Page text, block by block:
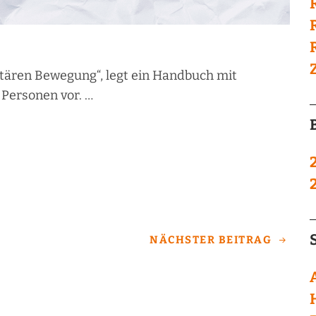
Bewegung“, legt ein Handbuch mit
vor. …
NÄCHSTER BEITRAG